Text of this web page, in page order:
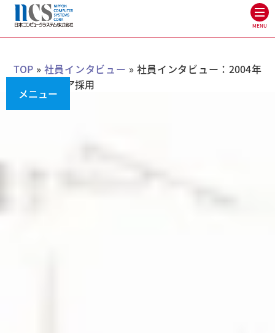
MENU
TOP » 社員インタビュー » 社員インタビュー：2004年
入社 キャリア採用
メニュー